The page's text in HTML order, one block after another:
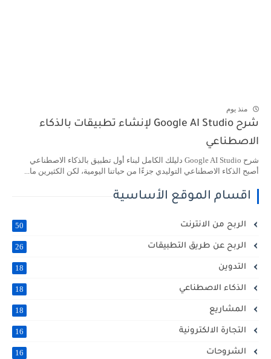
منذ يوم
شرح Google AI Studio لإنشاء تطبيقات بالذكاء
الاصطناعي
شرح Google AI Studio دليلك الكامل لبناء أول تطبيق بالذكاء الاصطناعي
أصبح الذكاء الاصطناعي التوليدي جزءًا من حياتنا اليومية، لكن الكثيرين ما...
اقسام الموقع الأساسية
الربح من الانترنت 50
الربح عن طريق التطبيقات 26
التدوين 18
الذكاء الاصطناعي 18
المشاريع 18
التجارة الالكترونية 16
الشروحات 16